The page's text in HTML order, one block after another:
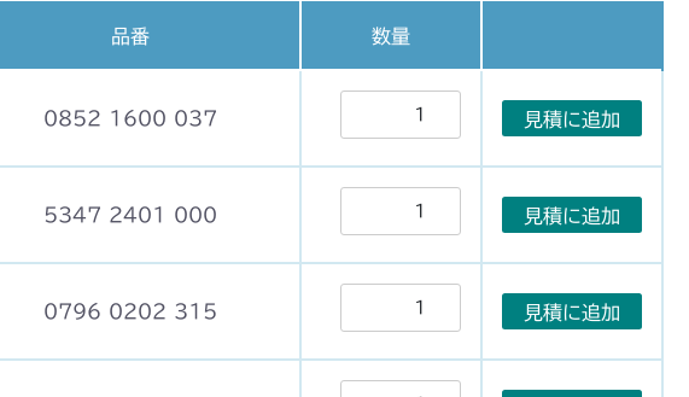
品番 数量
0852 1600 037 見積に追加
5347 2401 000 見積に追加
0796 0202 315 見積に追加